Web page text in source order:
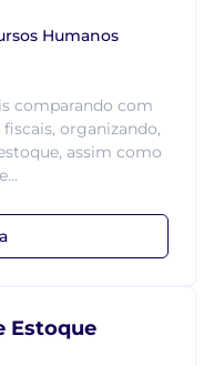
Humanos
comparando com
organizando,
assim como
Estoque